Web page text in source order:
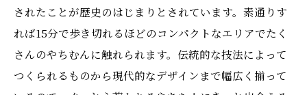
されたことが歴史のはじまりとされています。素通りす
れば15分で歩き切れるほどのコンパクトなエリアでたく
さんのやちむんに触れられます。伝統的な技法によって
つくられるものから現代的なデザインまで幅広く揃って